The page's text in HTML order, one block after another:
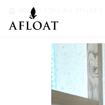
AFLOAT TOP